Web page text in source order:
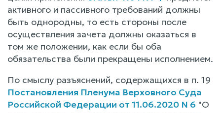
активного и пассивного требований должны
быть однородны, то есть стороны после
осуществления зачета должны оказаться в
том же положении, как если бы оба
обязательства были прекращены исполнением.
По смыслу разъяснений, содержащихся в п. 19
Постановления Пленума Верховного Суда
Российской Федерации от 11.06.2020 N 6 "О